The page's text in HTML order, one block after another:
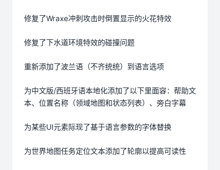
修复了Wraxe冲刺攻击时倒置显示的火花特效
修复了下水道环境特效的碰撞问题
重新添加了波兰语（不齐统统）到语言选项
为中文版/西班牙语本地化添加了以下里面容：帮助文
本、位置名称（领域地图和状态列表）、旁白字幕
为某些UI元素际现了基于语言参数的字体替换
为世界地图任务定位文本添加了轮廓以提高可读性